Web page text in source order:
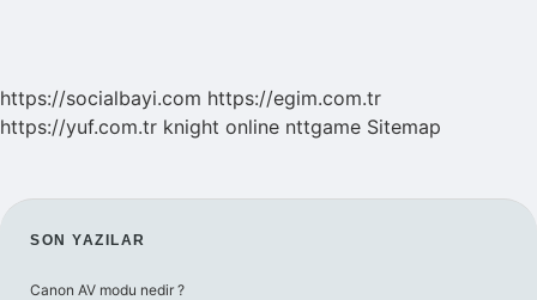
https://socialbayi.com https://egim.com.tr
https://yuf.com.tr knight online nttgame Sitemap
SIDEBAR
SON YAZILAR
Canon AV modu nedir ?